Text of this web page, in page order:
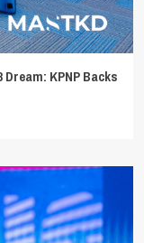
KPNP Backs